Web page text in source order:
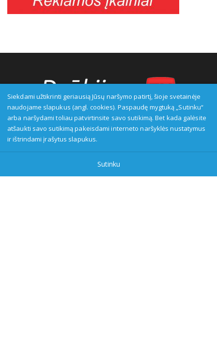
Transliuotojas: VšĮ Alytaus regioninė televizija, įmonės kodas:
149916583, adresas: Kranto g. 33, LT-62147 Alytus, priežiūros
www.etikoskomisija.lt. Informacija apie galimus pažeidimus gali
būti teikiama Lietuvos radijo ir televizijos komisijai (www.rtk.lt)
Siekdami užtikrinti geriausią Jūsų naršymo patirtį, šioje svetainėje
naudojame slapukus (angl. cookies). Paspaudę mygtuką „Sutinku“
arba naršydami toliau patvirtinsite savo sutikimą. Bet kada galėsite
atšaukti savo sutikimą pakeisdami interneto naršyklės nustatymus
ir ištrindami įrašytus slapukus.
Sutinku